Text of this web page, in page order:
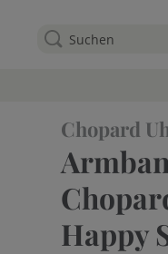
Chopard
Happy